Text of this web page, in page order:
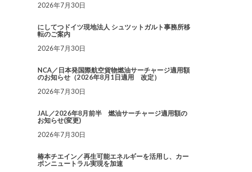
2026年7月30日
にしてつドイツ現地法人 シュツットガルト事務所移
転のご案内
2026年7月30日
NCA／日本発国際航空貨物燃油サーチャージ適用額
のお知らせ（2026年8月1日適用 改定）
2026年7月30日
JAL／2026年8月前半 燃油サーチャージ適用額の
お知らせ(変更)
2026年7月30日
椿本チエイン／再生可能エネルギーを活用し、カー
ボンニュートラル実現を加速